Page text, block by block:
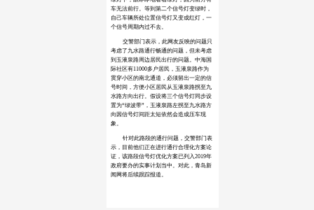
车无法前行。等到第二个信号灯变绿时，
自己车辆所处位置信号灯又变成红灯，一
个信号周期内过不去。
交警部门表示，此网友反映的问题只
考虑了九水路通行畅通的问题，但未考虑
到玉液泉路周边居民出行的问题。中海国
际社区有11000多户居民，玉液泉路作为
贯穿小区的南北通道，必须留出一定的信
号时间，方便小区居民从玉液泉路拐至九
水路方向出行。假设将三个信号灯同步设
置为“绿波带”，玉液泉路左拐至九水路方
向因信号灯间距太短依然会造成压车现
象。
针对此路段的通行问题，交警部门表
示，目前他们正在进行通行合理化方案论
证，该路段信号灯优化方案已列入2019年
政府要办的实事计划当中。对此，青岛新
闻网将后续跟踪报道。